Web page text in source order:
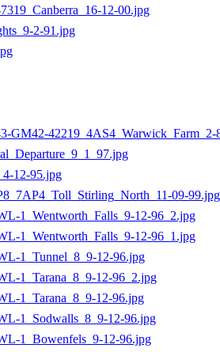
12-00.jpg
2-91.jpg
GM42-42219_4AS4_Warwick_Farm_2-
12-95.jpg
09-99.jpg
1_Wentworth_Falls_9-12-96_2.jpg
1_Wentworth_Falls_9-12-96_1.jpg
1_Tunnel_8_9-12-96.jpg
1_Tarana_8_9-12-96_2.jpg
1_Tarana_8_9-12-96.jpg
1_Sodwalls_8_9-12-96.jpg
1_Bowenfels_9-12-96.jpg